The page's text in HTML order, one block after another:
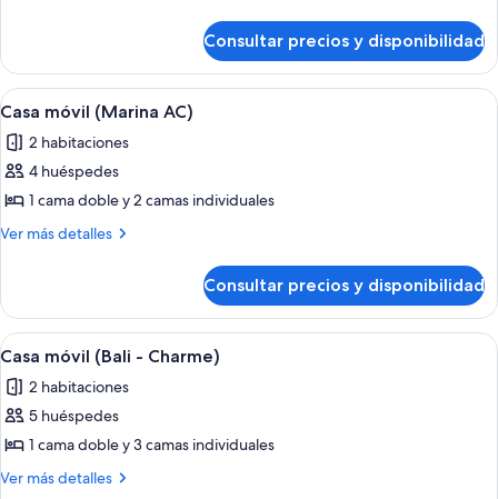
AC)
móvil
(Prima
AC)
Consultar precios y disponibilidad
Abrir
todas
las
fotos
de
Casa
AC)
Casa móvil (Marina AC) | Terraza o
10
Casa móvil (Marina AC)
2 habitaciones
4 huéspedes
1 cama doble y 2 camas individuales
Ver más detalles
Más
móvil
(Marina
AC)
Consultar precios y disponibilidad
Abrir
todas
las
fotos
de
Casa
9
Casa móvil (Bali - Charme)
2 habitaciones
5 huéspedes
1 cama doble y 3 camas individuales
Ver más detalles
Más